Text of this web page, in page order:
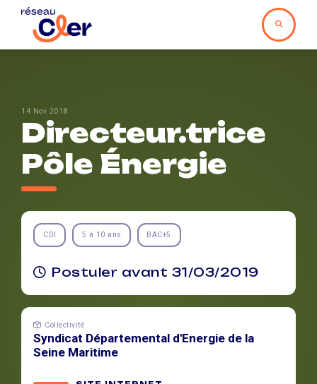
14 Nov 2018
Directeur.trice
Pôle Énergie
CDI 5 à 10 ans BAC+5
Postuler avant 31/03/2019
Collectivité
Syndicat Départemental d'Energie de la
Seine Maritime